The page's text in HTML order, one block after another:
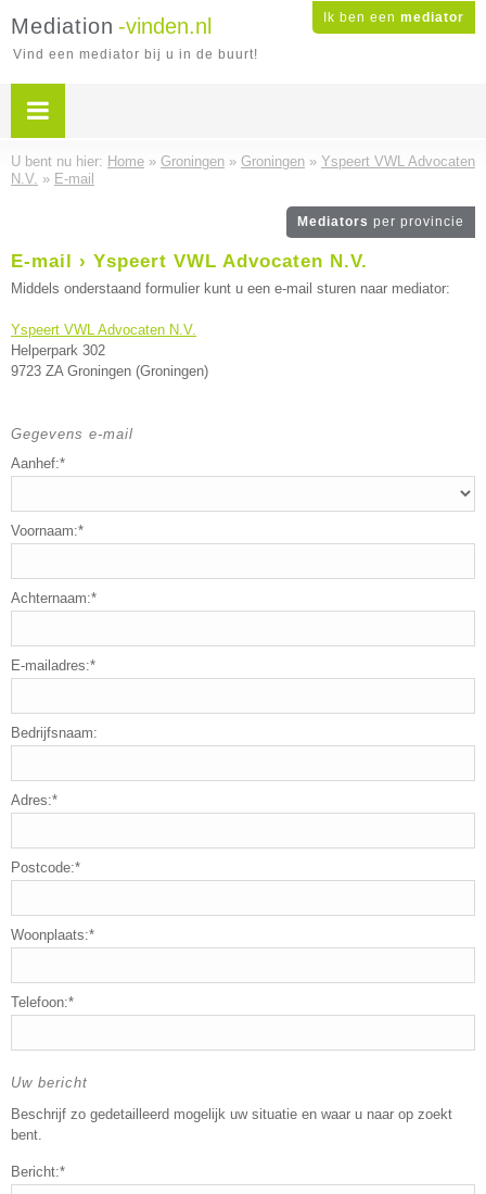
Ik ben een mediator
Mediation -vinden.nl
Vind een mediator bij u in de buurt!
U bent nu hier: Home » Groningen » Groningen » Yspeert VWL Advocaten
N.V. » E-mail
Mediators per provincie
E-mail › Yspeert VWL Advocaten N.V.
Middels onderstaand formulier kunt u een e-mail sturen naar mediator:
Yspeert VWL Advocaten N.V.
Helperpark 302
9723 ZA Groningen (Groningen)
Gegevens e-mail
Aanhef:*
Voornaam:*
Achternaam:*
E-mailadres:*
Bedrijfsnaam:
Adres:*
Postcode:*
Woonplaats:*
Telefoon:*
Uw bericht
Beschrijf zo gedetailleerd mogelijk uw situatie en waar u naar op zoekt
bent.
Bericht:*